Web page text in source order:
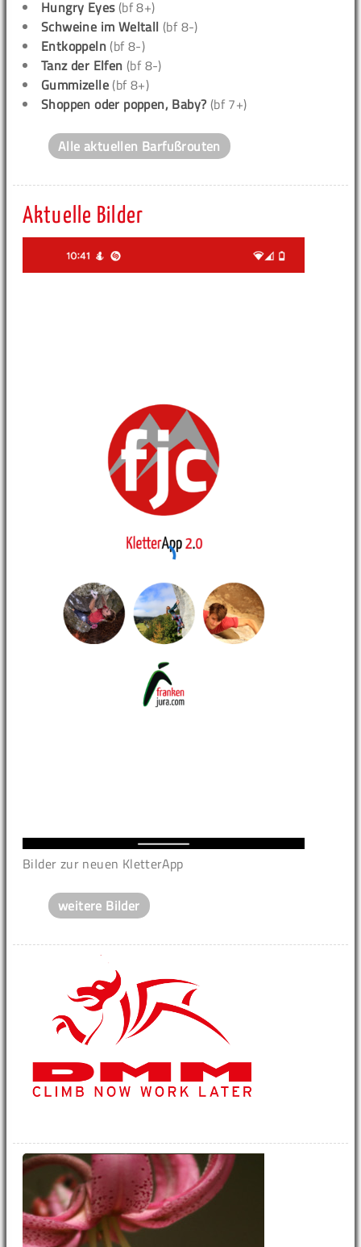
Hungry Eyes(bf 8+)
Schweine im Weltall (bf 8-)
Entkoppeln (bf 8-)
Tanz der Elfen (bf 8-)
Gummizelle (bf 8+)
Shoppen oder poppen, Baby? (bf 7+)
Alle aktuellen Barfußrouten
Aktuelle Bilder
Bilder zur neuen KletterApp
weitere Bilder